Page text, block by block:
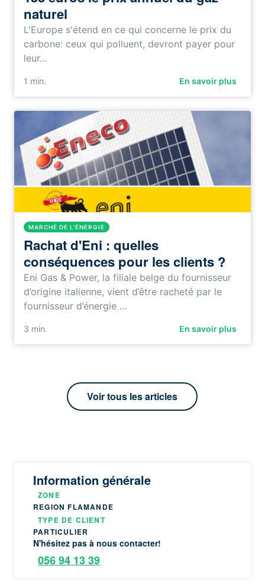
naturel
L'Europe s'étend en ce qui concerne le prix du
carbone: ceux qui polluent, devront payer pour
leur…
1 min. En savoir plus
MARCHÉ DE L'ÉNERGIE
Rachat d'Eni : quelles
conséquences pour les clients ?
Eni Gas & Power, la filiale belge du fournisseur
d’origine italienne, vient d’être racheté par le
fournisseur d’énergie …
3 min. En savoir plus
Voir tous les articles
Information générale
ZONE
REGION FLAMANDE
TYPE DE CLIENT
PARTICULIER
N'hésitez pas à nous contacter!
056 94 13 39